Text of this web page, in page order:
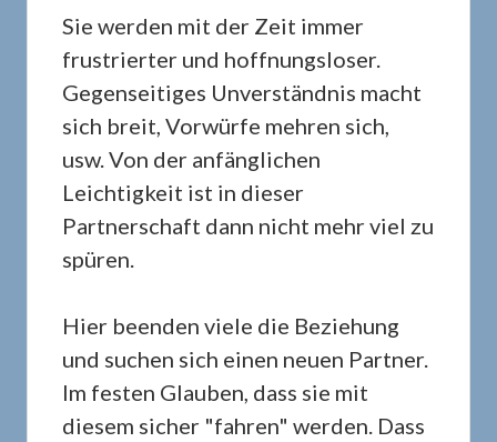
Sie werden mit der Zeit immer
frustrierter und hoffnungsloser.
Gegenseitiges Unverständnis macht
sich breit, Vorwürfe mehren sich,
usw. Von der anfänglichen
Leichtigkeit ist in dieser
Partnerschaft dann nicht mehr viel zu
spüren.
Hier beenden viele die Beziehung
und suchen sich einen neuen Partner.
Im festen Glauben, dass sie mit
diesem sicher "fahren" werden. Dass